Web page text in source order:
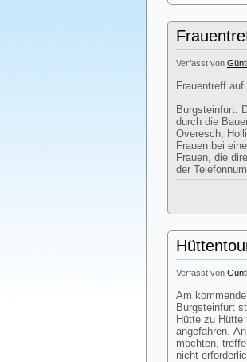
Verfasst von
Frauentreff auf
Burgsteinfurt.
durch die
Overesch,
Frauen bei
Frauen, die
der
Verfasst von
Am
Burgsteinfurt
Hütte zu Hütte
angefahren.
möchten,
nicht